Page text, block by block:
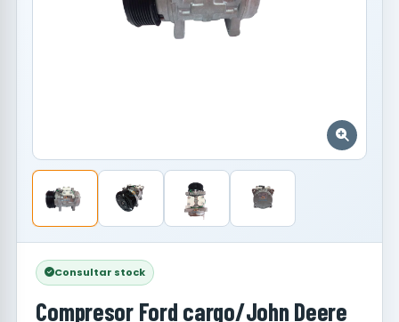
Consultar stock
Compresor Ford cargo/John Deere